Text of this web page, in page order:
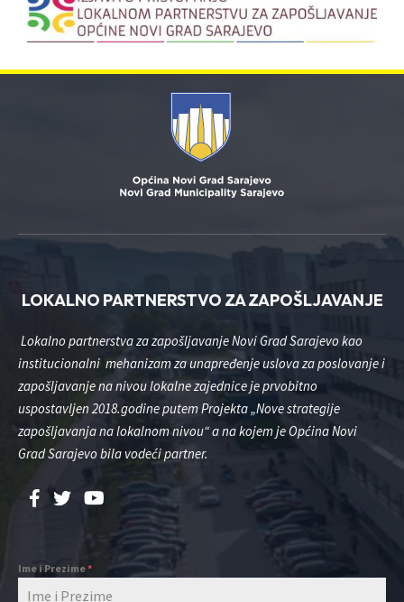
LOKALNO PARTNERSTVO ZA ZAPOŠLJAVANJE
Lokalno partnerstva za zapošljavanje Novi Grad Sarajevo kao
institucionalni mehanizam za unapređenje uslova za poslovanje i
zapošljavanje na nivou lokalne zajednice je prvobitno
uspostavljen 2018.godine putem Projekta „Nove strategije
zapošljavanja na lokalnom nivou“ a na kojem je Općina Novi
Grad Sarajevo bila vodeći partner.
Ime i Prezime*